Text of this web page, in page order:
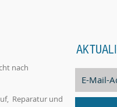
nach
Reparatur und